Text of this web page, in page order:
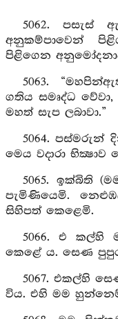
5062. පසැස්
අනුකම්පාවෙන්
පිළිගෙන
5063.
ගතිය සමෘද්ධ
මහත් සැප ලබාවා.”
5064. පස්මරුන්
මෙය වදාරා
5065. ඉක්බිති
පැමිණියෙමි.
සිහිපත් කෙළෙමි.
5066. එ කල්හි
කෙළේ ය. සෙණ
5067. එකල්හි
විය. එහි මම